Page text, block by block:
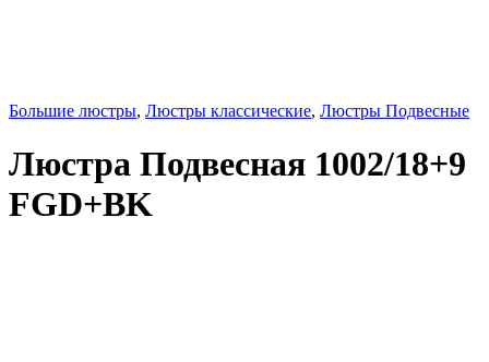
Большие люстры, Люстры классические, Люстры Подвесные
Люстра Подвесная 1002/18+9
FGD+BK